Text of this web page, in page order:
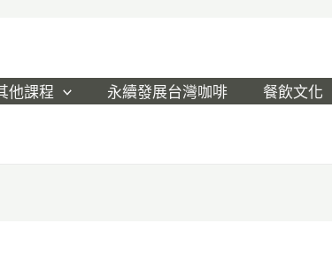
他課程 永續發展台灣咖啡 餐飲文化